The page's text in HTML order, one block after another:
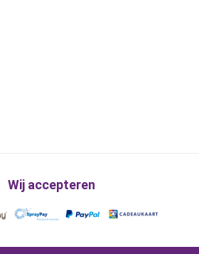
Wij accepteren